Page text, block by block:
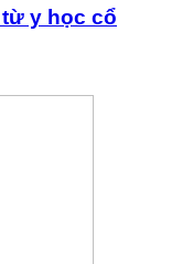
y học cổ